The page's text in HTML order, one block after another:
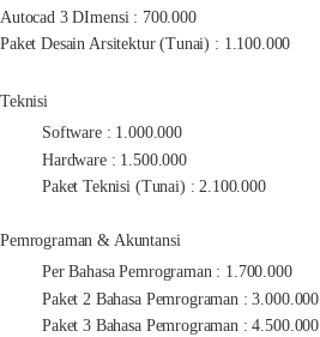
Autocad 3 DImensi : 700.000
Paket Desain Arsitektur (Tunai) : 1.100.000
Teknisi
Software : 1.000.000
Hardware : 1.500.000
Paket Teknisi (Tunai) : 2.100.000
Pemrograman & Akuntansi
Per Bahasa Pemrograman : 1.700.000
Paket 2 Bahasa Pemrograman : 3.000.000
Paket 3 Bahasa Pemrograman : 4.500.000